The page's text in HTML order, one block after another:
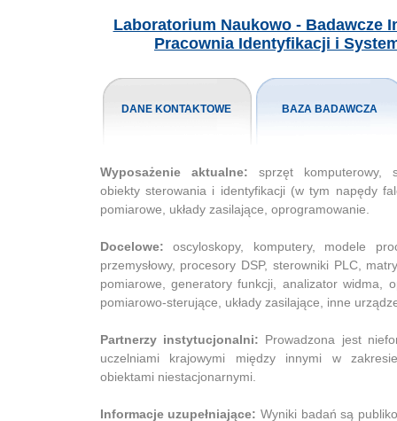
Laboratorium Naukowo - Badawcze
Pracownia Identyfikacji i
DANE KONTAKTOWE BAZA BADAWCZA
Wyposażenie aktualne: sprzęt komputerowy,
obiekty sterowania i identyfikacji (w tym napędy
pomiarowe, układy zasilające, oprogramowanie.
Docelowe: oscyloskopy, komputery, modele
przemysłowy, procesory DSP, sterowniki PLC,
pomiarowe, generatory funkcji, analizator widma,
pomiarowo-sterujące, układy zasilające, inne
Partnerzy instytucjonalni: Prowadzona jest
uczelniami krajowymi między innymi w
obiektami niestacjonarnymi.
Informacje uzupełniające: Wyniki badań są